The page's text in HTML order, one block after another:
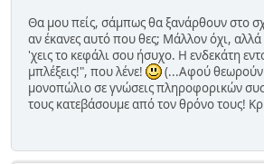
Θα μου πείς, σάμπως θα ξανάρθουν στο
αν έκανες αυτό που θες; Μάλλον όχι,
'χεις το κεφάλι σου ήσυχο. Η ενδεκάτη
μπλέξεις!", που λένε!
(...Αφού θεωρούν
μονοπώλιο σε γνώσεις πληροφορικών
τους κατεβάσουμε από τον θρόνο τους!